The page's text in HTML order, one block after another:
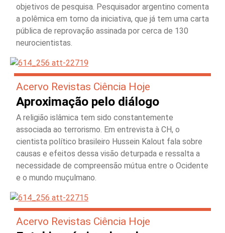
objetivos de pesquisa. Pesquisador argentino comenta
a polêmica em torno da iniciativa, que já tem uma carta
pública de reprovação assinada por cerca de 130
neurocientistas.
Acervo Revistas Ciência Hoje
Aproximação pelo diálogo
A religião islâmica tem sido constantemente
associada ao terrorismo. Em entrevista à CH, o
cientista político brasileiro Hussein Kalout fala sobre
causas e efeitos dessa visão deturpada e ressalta a
necessidade de compreensão mútua entre o Ocidente
e o mundo muçulmano.
Acervo Revistas Ciência Hoje